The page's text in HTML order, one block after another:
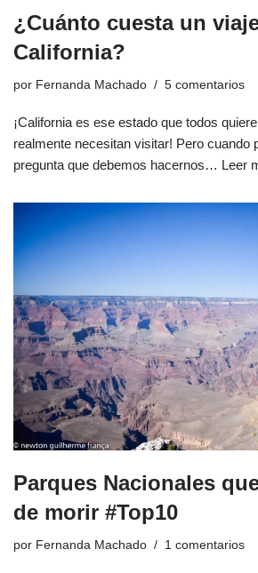
¿Cuánto cuesta un
California?
por Fernanda Machado 5 comentarios
¡California es ese estado que todos
realmente necesitan visitar! Pero cuando
pregunta que debemos hacernos… Leer
Parques Nacionales
de morir #Top10
por Fernanda Machado 1 comentarios